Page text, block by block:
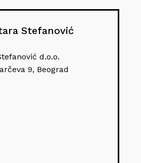
Stefanović
d.o.o.
9, Beograd